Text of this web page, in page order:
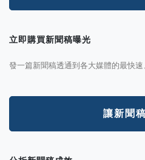
立即購買新聞稿曝光
發一篇新聞稿透通到各大媒體的最快速
讓新聞